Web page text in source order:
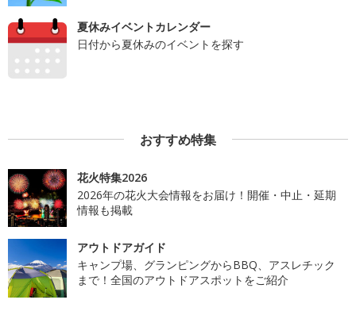
夏休みイベントカレンダー
日付から夏休みのイベントを探す
おすすめ特集
花火特集2026
2026年の花火大会情報をお届け！開催・中止・延期
情報も掲載
アウトドアガイド
キャンプ場、グランピングからBBQ、アスレチック
まで！全国のアウトドアスポットをご紹介